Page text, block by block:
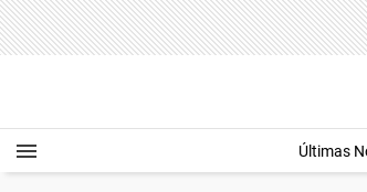
Últimas